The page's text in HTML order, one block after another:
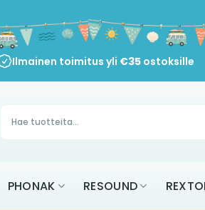
Ilmainen toimitus yli €35 ostoksille
Products
search
PHONAK RESOUND